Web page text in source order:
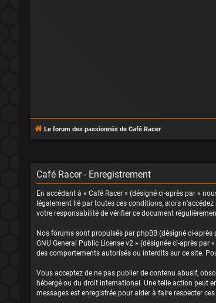
Le forum des passionnés de Café Racer
Café Racer - Enregistrement
En accédant à « Café Racer » (désigné ci-après par «
légalement lié par toutes ces conditions, alors
votre responsabilité de vérifier ce document
Nos forums sont propulsés par phpBB (désigné ci-après
GNU General Public License v2 » (désignée ci-après par
des comportements autorisés ou interdits sur ce site.
Vous acceptez de ne pas publier de contenu abusif,
hébergé ou du droit international. Une telle action peut
messages est enregistrée pour aider à faire respecter